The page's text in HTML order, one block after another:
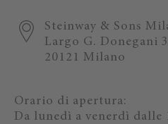
Steinway & Sons
Largo G. Donegani 3
20121 Milano
Orario di apertura:
Da lunedì a venerdì dalle